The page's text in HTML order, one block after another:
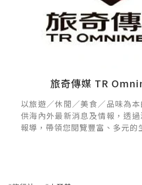
旅奇傳媒 TR
以旅遊／休閒／美食／品味為
供海內外最新消息及情報，透
報導，帶領您閱覽豐富、多元的